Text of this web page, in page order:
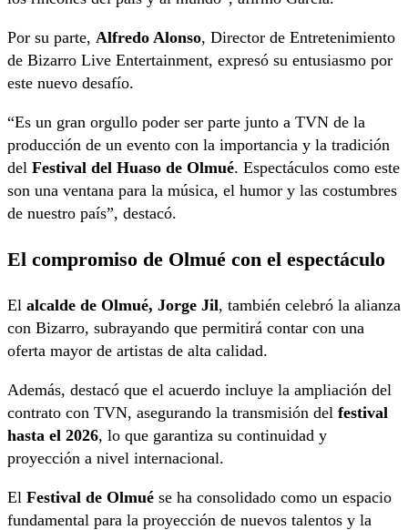
Por su parte, Alfredo Alonso, Director de Entretenimiento
de Bizarro Live Entertainment, expresó su entusiasmo por
este nuevo desafío.
“Es un gran orgullo poder ser parte junto a TVN de la
producción de un evento con la importancia y la tradición
del Festival del Huaso de Olmué. Espectáculos como este
son una ventana para la música, el humor y las costumbres
de nuestro país”, destacó.
El compromiso de Olmué con el espectáculo
El alcalde de Olmué, Jorge Jil, también celebró la alianza
con Bizarro, subrayando que permitirá contar con una
oferta mayor de artistas de alta calidad.
Además, destacó que el acuerdo incluye la ampliación del
contrato con TVN, asegurando la transmisión del festival
hasta el 2026, lo que garantiza su continuidad y
proyección a nivel internacional.
El Festival de Olmué se ha consolidado como un espacio
fundamental para la proyección de nuevos talentos y la